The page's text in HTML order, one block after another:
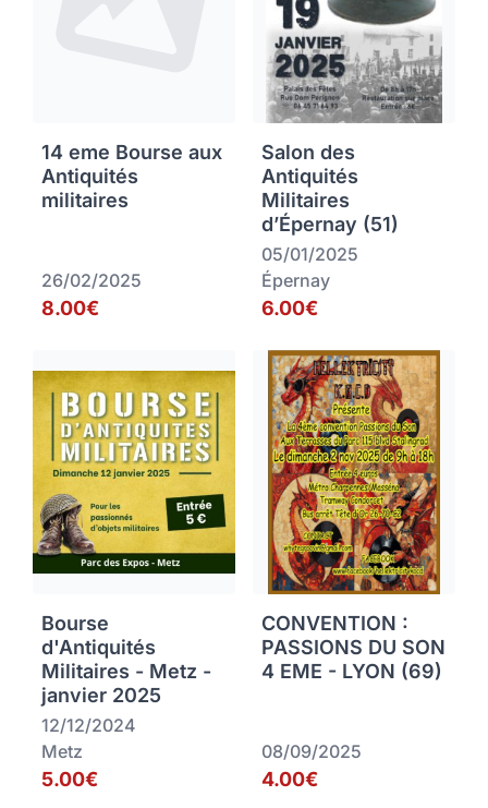
14 eme Bourse aux
Antiquités
militaires
26/02/2025
8.00€
Salon des
Antiquités
Militaires
d’Épernay (51)
05/01/2025
Épernay
6.00€
Bourse
d'Antiquités
Militaires - Metz -
janvier 2025
12/12/2024
Metz
5.00€
CONVENTION :
PASSIONS DU SON
4 EME - LYON (69)
08/09/2025
4.00€